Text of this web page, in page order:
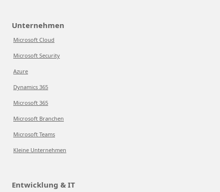
Unternehmen
Microsoft Cloud
Microsoft Security
Azure
Dynamics 365
Microsoft 365
Microsoft Branchen
Microsoft Teams
Kleine Unternehmen
Entwicklung & IT